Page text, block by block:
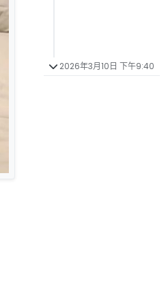
2026年3月10日 下午9:40